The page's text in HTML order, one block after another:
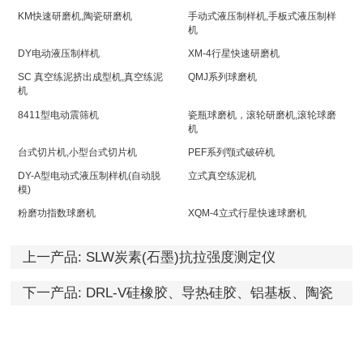
KM快速研磨机,陶瓷研磨机
手动式液压制样机,手板式液压制样
机
DY电动液压制样机 XM-4行星快速研磨机
SC 真空练泥挤出成型机,真空练泥
机
QMJ系列球磨机
8411型电动震筛机
瓷瓶球磨机，滚轮研磨机,滚轮球磨
机
台式切片机,小型台式切片机 PEF系列颚式破碎机
DY-A型电动式液压制样机(自动脱
模)
立式真空练泥机
粉磨功指数球磨机 XQM-4立式行星快速球磨机
上一产品: SLW炭素(石墨)抗拉强度测定仪
下一产品: DRL-V硅橡胶、导热硅胶、铝基板、陶瓷